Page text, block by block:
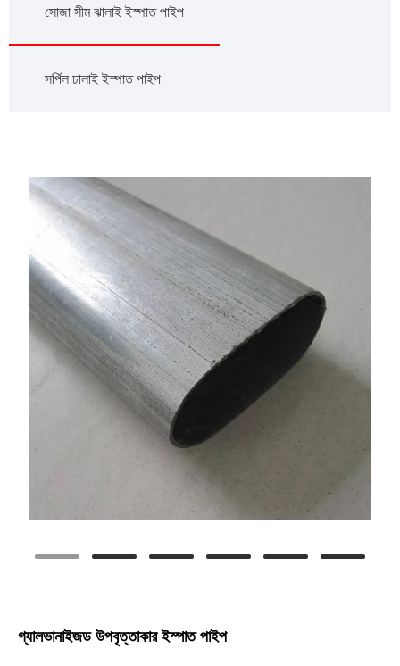
সোজা সীম ঝালাই ইস্পাত পাইপ
সর্পিল ঢালাই ইস্পাত পাইপ
গ্যালভানাইজড উপবৃত্তাকার ইস্পাত পাইপ